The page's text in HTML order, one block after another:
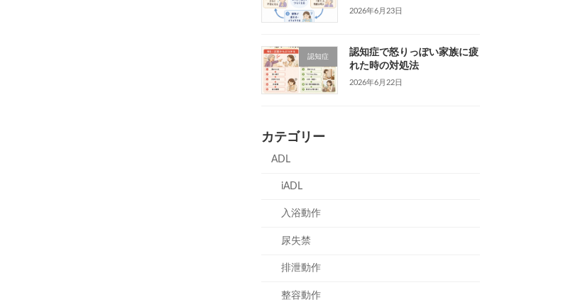
2026年6月23日
認知症
認知症で怒りっぽい家族に疲
れた時の対処法
2026年6月22日
カテゴリー
ADL
iADL
入浴動作
尿失禁
排泄動作
整容動作